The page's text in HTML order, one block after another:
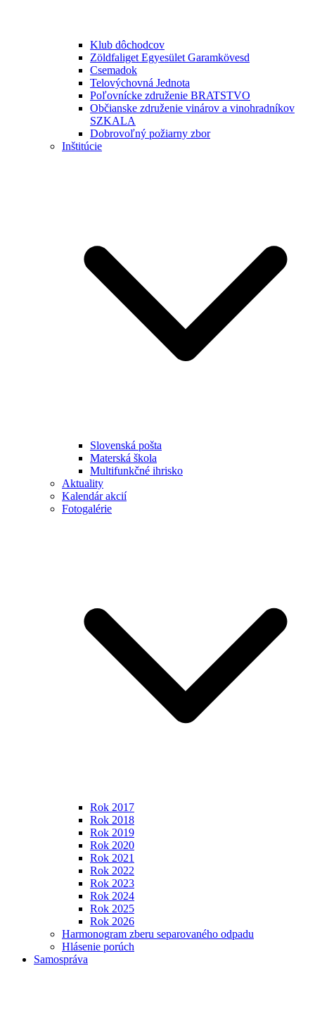
Klub dôchodcov
Zöldfaliget Egyesület Garamkövesd
Csemadok
Telovýchovná Jednota
Poľovnícke združenie BRATSTVO
Občianske združenie vinárov a vinohradníkov
SZKALA
Dobrovoľný požiarny zbor
Inštitúcie
Slovenská pošta
Materská škola
Multifunkčné ihrisko
Aktuality
Kalendár akcií
Fotogalérie
Rok 2017
Rok 2018
Rok 2019
Rok 2020
Rok 2021
Rok 2022
Rok 2023
Rok 2024
Rok 2025
Rok 2026
Harmonogram zberu separovaného odpadu
Hlásenie porúch
Samospráva